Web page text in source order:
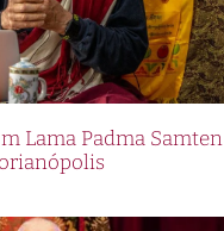
Lama Padma Samten